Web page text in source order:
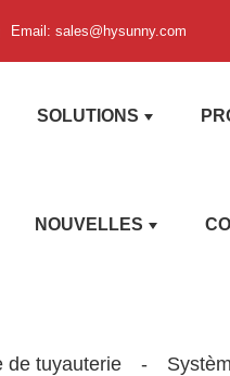
Email: sales@hysunny.com
SOLUTIONS
NOUVELLES
de tuyauterie